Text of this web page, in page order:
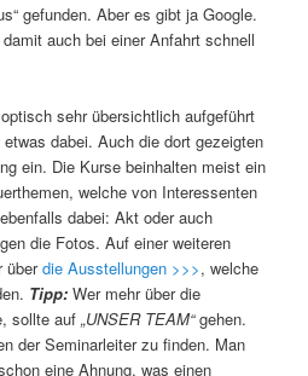
gefunden. Aber es gibt ja Google.
auch bei einer Anfahrt schnell
sehr übersichtlich aufgeführt
dabei. Auch die dort gezeigten
ein. Die Kurse beinhalten meist ein
welche von Interessenten
dabei: Akt oder auch
die Fotos. Auf einer weiteren
überdie Ausstellungen >>>, welche
Tipp: Wer mehr über die
sollte auf „UNSER TEAM“gehen.
der Seminarleiter zu finden. Man
eine Ahnung, was einen